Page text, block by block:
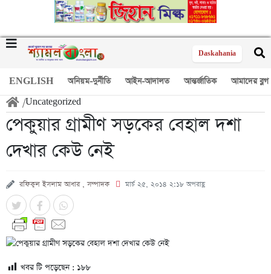
Daskahania
ENGLISH অনিয়ম-দুর্নীতি আইন-আদালত আন্তর্জাতিক আমাদের ব্লগ
/Uncategorized
পেকুয়ার গ্রামীণ সড়কের বেহাল দশা
দেখার কেউ নেই
রফিকুল ইসলাম আধার , সম্পাদক মার্চ ২৫, ২০১৪ ২:১৮ অপরাহ্ণ
খবর টি পড়েছেন : ১৮৮